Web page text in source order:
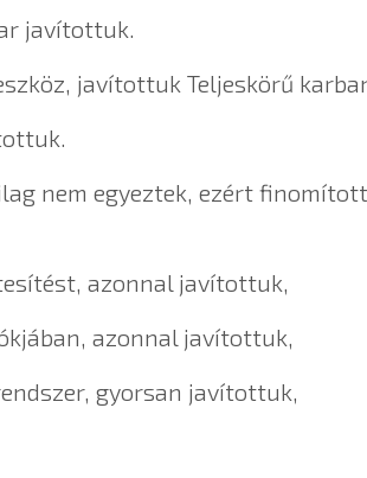
javítottuk.
javítottuk Teljeskörű
nem egyeztek, ezért
azonnal javítottuk,
azonnal javítottuk,
gyorsan javítottuk,